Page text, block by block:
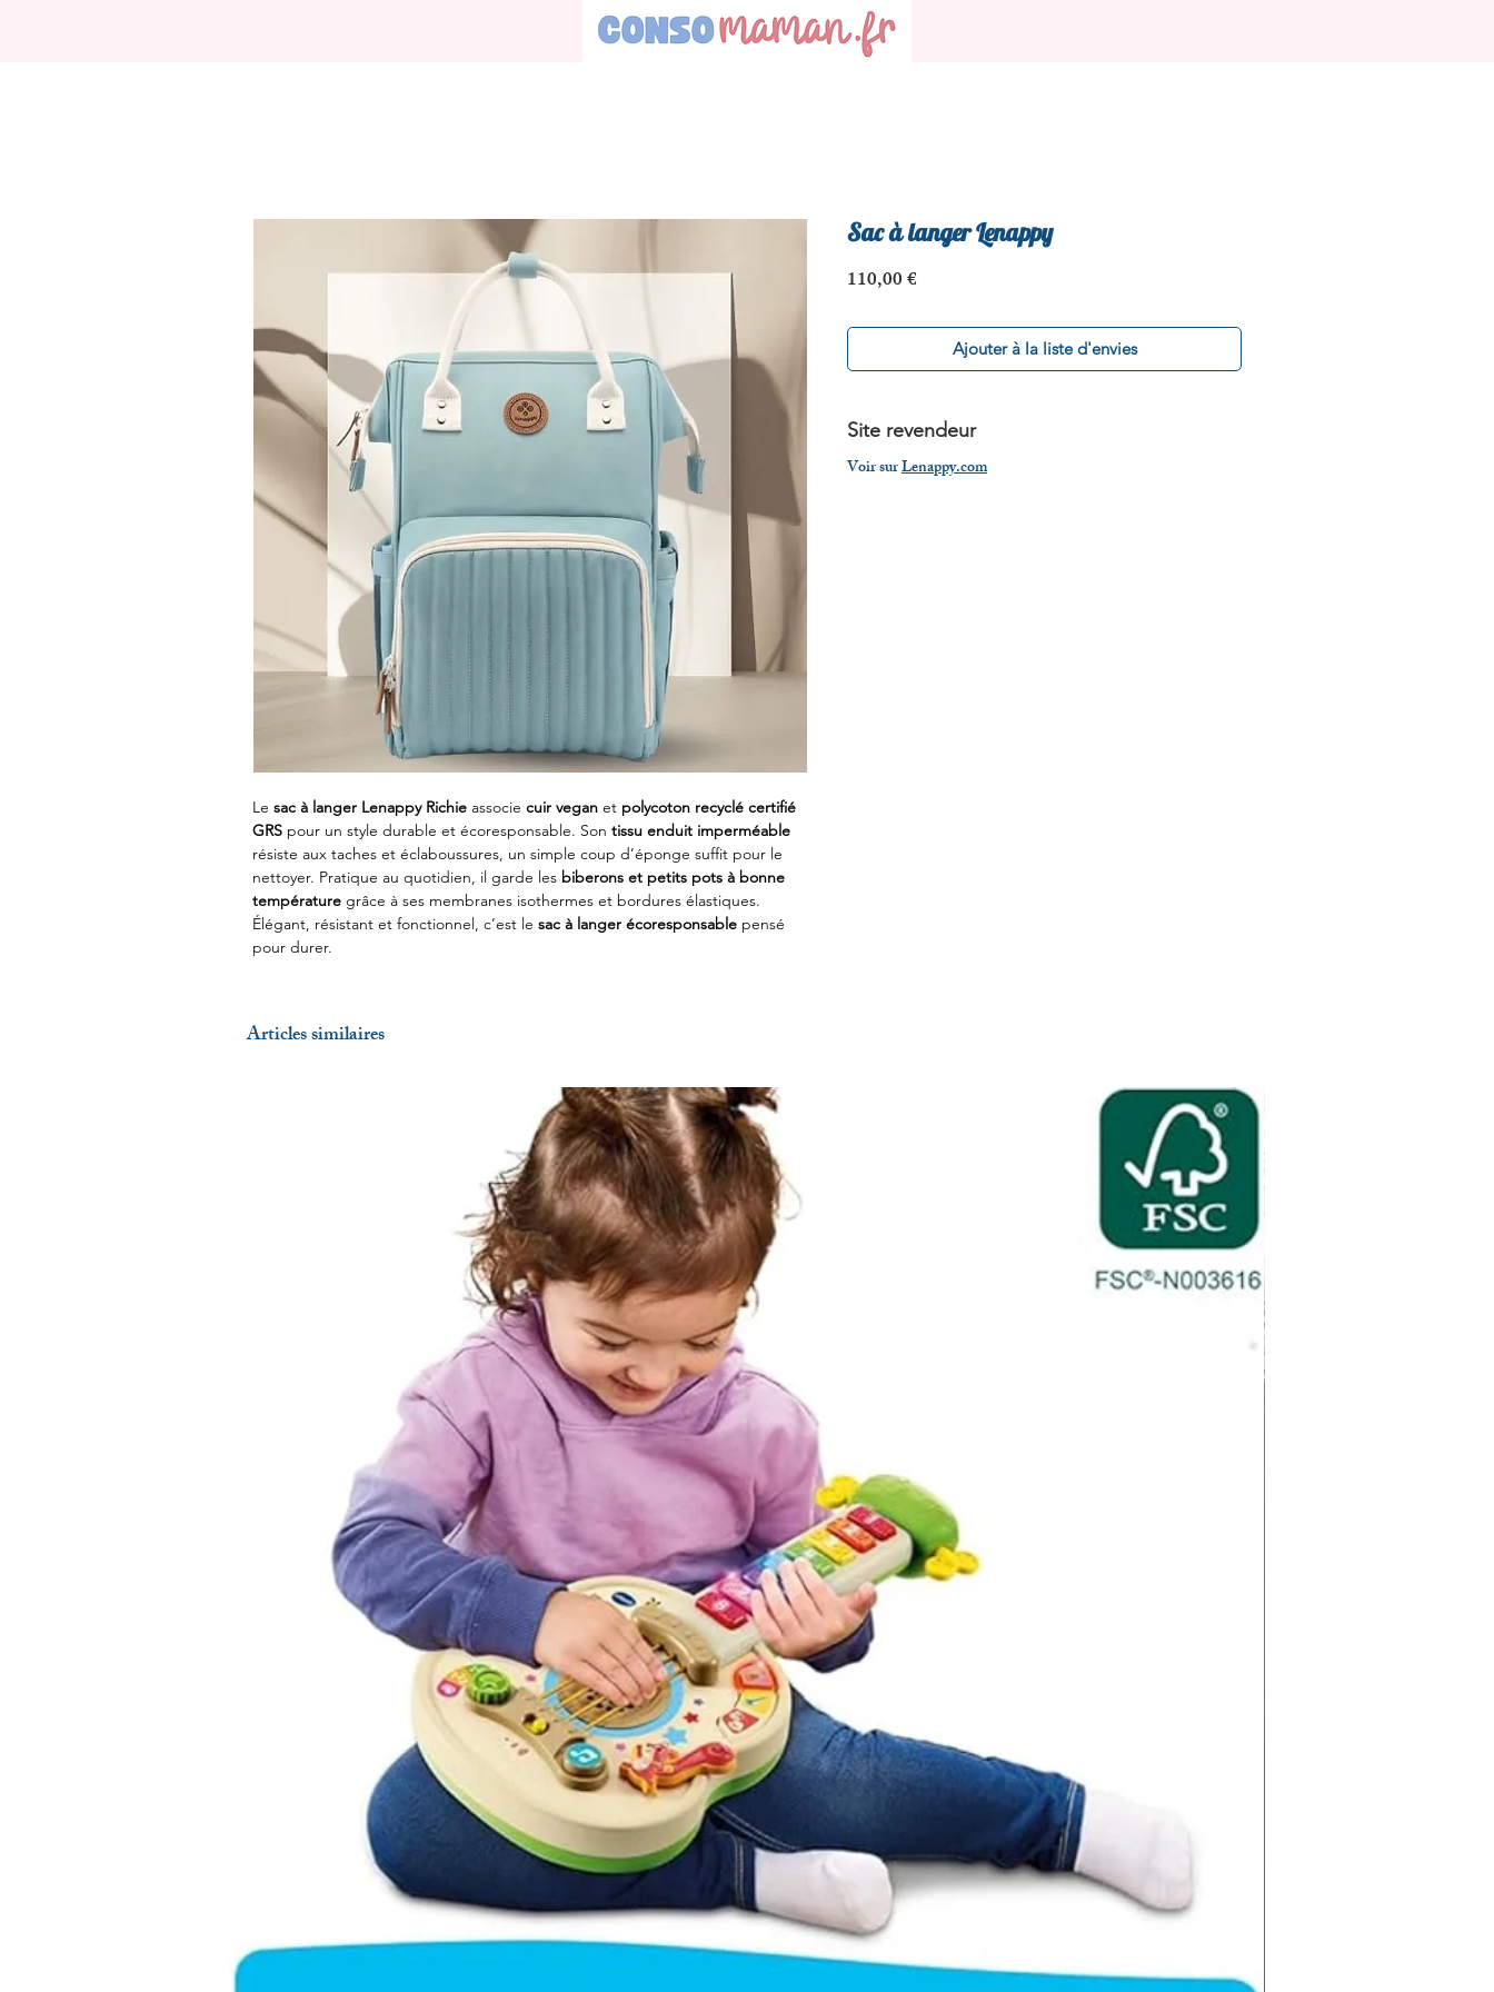
Le sac à langer Lenappy Richie associe cuir vegan et polycoton recyclé certifié
GRS pour un style durable et écoresponsable. Son tissu enduit imperméable
résiste aux taches et éclaboussures, un simple coup d’éponge suffit pour le
nettoyer. Pratique au quotidien, il garde les biberons et petits pots à bonne
température grâce à ses membranes isothermes et bordures élastiques.
Élégant, résistant et fonctionnel, c’est le sac à langer écoresponsable pensé
pour durer.
Sac à langer Lenappy
110,00 €
Ajouter à la liste d'envies
Site revendeur
Voir surLenappy.com
Articles similaires